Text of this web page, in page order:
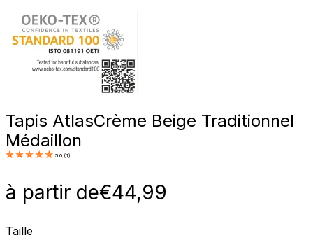
Tapis AtlasCrème Beige Traditionnel
Médaillon
5.0 (1 )
à partir de€44,99
Taille